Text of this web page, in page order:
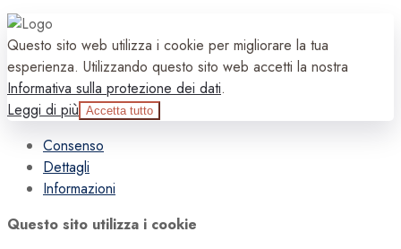
Questo sito web utilizza i cookie per migliorare la tua
esperienza. Utilizzando questo sito web accetti la nostra
Informativa sulla protezione dei dati.
Leggi di più Accetta tutto
Consenso
Dettagli
Informazioni
Questo sito utilizza i cookie